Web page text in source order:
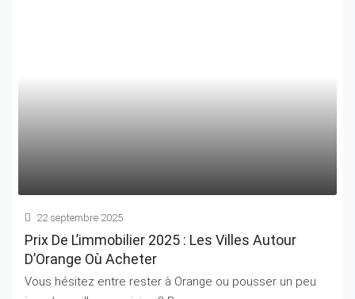
22 septembre 2025
Prix De L’immobilier 2025 : Les Villes Autour
D’Orange Où Acheter
Vous hésitez entre rester à Orange ou pousser un peu